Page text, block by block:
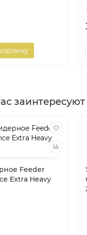
заинтересуют
Feeder
Extra Heavy